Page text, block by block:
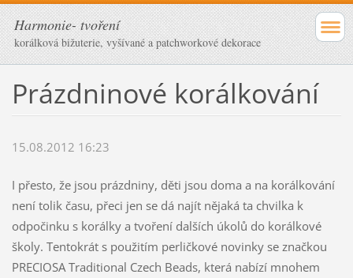
Harmonie- tvoření
korálková bižuterie, vyšívané a patchworkové dekorace
Prázdninové korálkování
15.08.2012 16:23
I přesto, že jsou prázdniny, děti jsou doma a na korálkování
není tolik času, přeci jen se dá najít nějaká ta chvilka k
odpočinku s korálky a tvoření dalších úkolů do korálkové
školy. Tentokrát s použitím perličkové novinky se značkou
PRECIOSA Traditional Czech Beads, která nabízí mnohem